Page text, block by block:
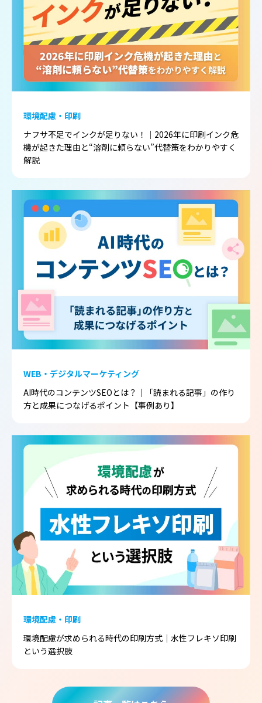
環境配慮・印刷
ナフサ不足でインクが足りない！｜2026年に印刷インク危
機が起きた理由と“溶剤に頼らない”代替策をわかりやすく
解説
WEB・デジタルマーケティング
AI時代のコンテンツSEOとは？｜「読まれる記事」の作り
方と成果につなげるポイント【事例あり】
環境配慮・印刷
環境配慮が求められる時代の印刷方式｜水性フレキソ印刷
という選択肢